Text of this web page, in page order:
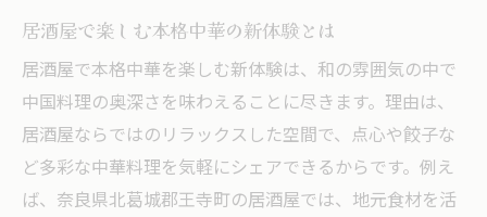
居酒屋で中華料理を満喫する選び方
中華の味を引き立てる居酒屋の活用法
居酒屋で中華を美味しく味わうポイント
居酒屋中華のおすすめメニューに注目
居酒屋で中華を楽しむための雰囲気作り
居酒屋選びに迷うなら中華が決め手
居酒屋で楽しむ本格中華の新体験とは
居酒屋で本格中華を楽しむ新体験は、和の雰囲気の中で
中国料理の奥深さを味わえることに尽きます。理由は、
居酒屋ならではのリラックスした空間で、点心や餃子な
ど多彩な中華料理を気軽にシェアできるからです。例え
ば、奈良県北葛城郡王寺町の居酒屋では、地元食材を活